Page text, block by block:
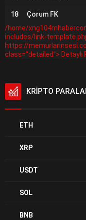
18 Çorum FK
/home/
includes/link-
https://
class="detailed"> Detaylı
KRİPTO
ETH
XRP
USDT
SOL
BNB